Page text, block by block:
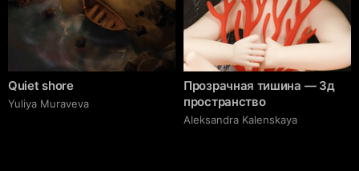
Quiet shore
Yuliya Muraveva
Прозрачная тишина — 3д
пространство
Aleksandra Kalenskaya